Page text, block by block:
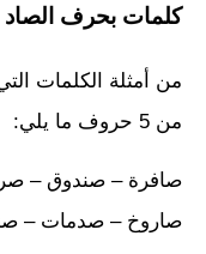
كلمات بحرف الصاد
من أمثلة الكلمات
من 5 حروف ما يلي:
صافرة – صندوق –
صاروخ – صدمات –